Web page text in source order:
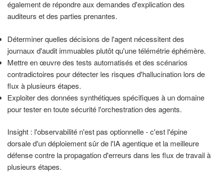
également de répondre aux demandes d'explication des
auditeurs et des parties prenantes.
Déterminer quelles décisions de l'agent nécessitent des
journaux d'audit immuables plutôt qu'une télémétrie éphémère.
Mettre en œuvre des tests automatisés et des scénarios
contradictoires pour détecter les risques d'hallucination lors de
flux à plusieurs étapes.
Exploiter des données synthétiques spécifiques à un domaine
pour tester en toute sécurité l'orchestration des agents.
Insight : l'observabilité n'est pas optionnelle - c'est l'épine
dorsale d'un déploiement sûr de l'IA agentique et la meilleure
défense contre la propagation d'erreurs dans les flux de travail à
plusieurs étapes.